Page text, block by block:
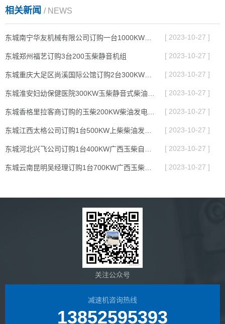
相关新闻 / NEWS
[ 2023-10-27 ]
东城郑州福艺订购3台200玉柴静音机组 [ 2023-10-27 ]
[ 2023-10-27 ]
[ 2023-10-27 ]
[ 2023-10-27 ]
[ 2023-10-27 ]
[ 2023-10-27 ]
[ 2023-10-27 ]
关注公众号
减速机咨询热线
13852595393